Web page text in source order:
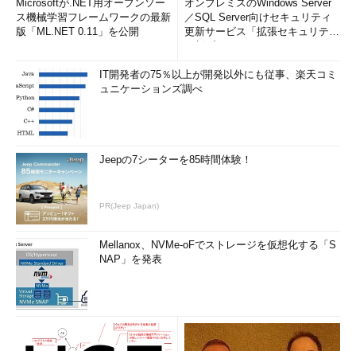
Microsoftが.NET用オープンソー
ス機械学習フレームワークの最新
版「ML.NET 0.11」を公開
オンプレミスのWindows Server
／SQL Server向けセキュリティ
更新サービス「拡張セキュリティ
IT開発者の75％以上が開発以外にも従事、楽天コミ
ュニケーションズ調べ
Jeepの7シーターを85時間体験！
PR(Jeep Japan)
Mellanox、NVMe-oFでストレージを仮想化する「S
NAP」を発表